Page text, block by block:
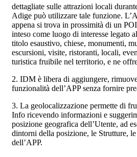
dettagliate sulle attrazioni locali
Adige può utilizzare tale funzione.
appena si trova in prossimità di un
inteso come luogo di interesse legato
titolo esaustivo, chiese, monumenti,
escursioni, visite, ristoranti, locali,
turistica fruibile nel territorio, e ne
2. IDM è libera di aggiungere,
funzionalità dell’APP senza fornire
3. La geolocalizzazione permette di
Info ricevendo informazioni e
posizione geografica dell’Utente, ad
dintorni della posizione, le Strutture,
dell’APP.